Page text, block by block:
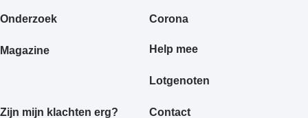
Onderzoek Corona
Magazine Help mee
Lotgenoten
Zijn mijn klachten erg? Contact